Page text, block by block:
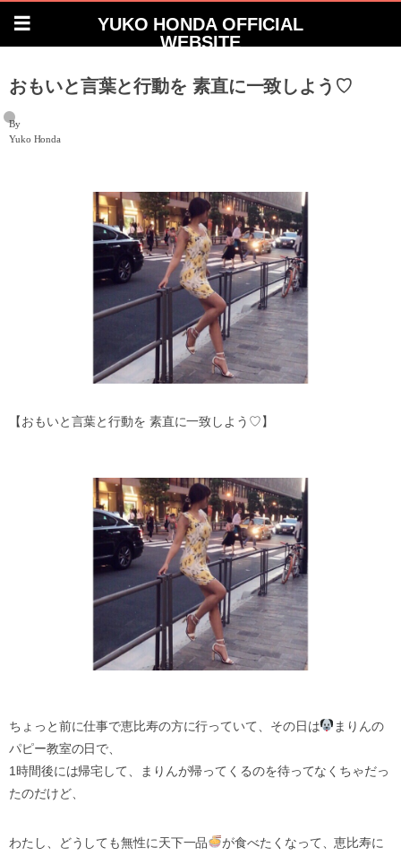
YUKO HONDA OFFICIAL
WEBSITE
おもいと言葉と行動を 素直に一致しよう♡
By
Yuko Honda
【おもいと言葉と行動を 素直に一致しよう♡】
ちょっと前に仕事で恵比寿の方に行っていて、その日は
まりんの
パピー教室の日で、
1時間後には帰宅して、まりんが帰ってくるのを待ってなくちゃだっ
たのだけど、
わたし、どうしても無性に天下一品
が食べたくなって、恵比寿に